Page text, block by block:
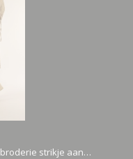
strikje aan…